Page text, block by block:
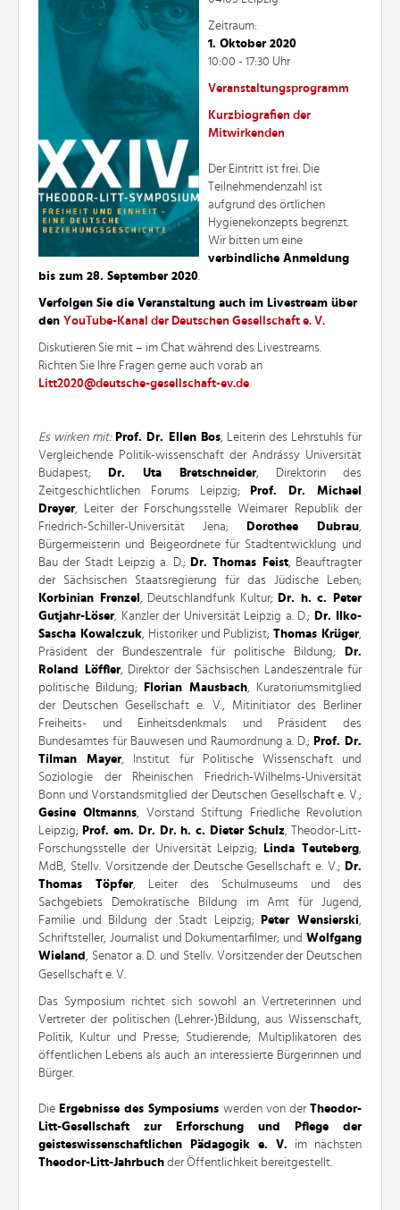
Zeitraum:
1. Oktober 2020
10:00 - 17:30 Uhr
Veranstaltungsprogramm
Kurzbiografien der
Mitwirkenden
Der Eintritt ist frei. Die
Teilnehmendenzahl ist
aufgrund des örtlichen
Hygienekonzepts begrenzt.
Wir bitten um eine
verbindliche Anmeldung
bis zum 28. September 2020.
Verfolgen Sie die Veranstaltung auch im Livestream über
den YouTube-Kanal der Deutschen Gesellschaft e. V.
Diskutieren Sie mit – im Chat während des Livestreams.
Richten Sie Ihre Fragen gerne auch vorab an
.
Es wirken mit: Prof. Dr. Ellen Bos, Leiterin des Lehrstuhls für
Vergleichende Politik-wissenschaft der Andrássy Universität
Budapest;
Dr. Uta Bretschneider, Direktorin des
Zeitgeschichtlichen Forums Leipzig;
Prof. Dr. Michael
Dreyer, Leiter der Forschungsstelle Weimarer Republik der
Friedrich-Schiller-Universität Jena;
Dorothee Dubrau,
Bürgermeisterin und Beigeordnete für Stadtentwicklung und
Bau der Stadt Leipzig a. D.; Dr. Thomas Feist, Beauftragter
der Sächsischen Staatsregierung für das Jüdische Leben;
Korbinian Frenzel , Deutschlandfunk Kultur; Dr. h. c. Peter
Gutjahr-Löser, Kanzler der Universität Leipzig a. D.; Dr. Ilko-
Sascha Kowalczuk, Historiker und Publizist;Thomas Krüger,
Präsident der Bundeszentrale für politische Bildung;
Dr.
Roland Löffler, Direktor der Sächsischen Landeszentrale für
politische Bildung;
Florian Mausbach, Kuratoriumsmitglied
der Deutschen Gesellschaft e. V., Mitinitiator des Berliner
Freiheits- und Einheitsdenkmals und Präsident des
Bundesamtes für Bauwesen und Raumordnung a. D.; Prof. Dr.
Tilman Mayer, Institut für Politische Wissenschaft und
Soziologie der Rheinischen Friedrich-Wilhelms-Universität
Bonn und Vorstandsmitglied der Deutschen Gesellschaft e. V.;
Gesine Oltmanns, Vorstand Stiftung Friedliche Revolution
Leipzig; Prof. em. Dr. Dr. h. c. Dieter Schulz, Theodor-Litt-
Forschungsstelle der Universität Leipzig;
Linda Teuteberg,
MdB, Stellv. Vorsitzende der Deutsche Gesellschaft e. V.; Dr.
Thomas Töpfer, Leiter des Schulmuseums und des
Sachgebiets Demokratische Bildung im Amt für Jugend,
Familie und Bildung der Stadt Leipzig;
Peter Wensierski,
Schriftsteller, Journalist und Dokumentarfilmer; und Wolfgang
Wieland , Senator a. D. und Stellv. Vorsitzender der Deutschen
Gesellschaft e. V.
Das Symposium richtet sich sowohl an Vertreterinnen und
Vertreter der politischen (Lehrer-)Bildung, aus Wissenschaft,
Politik, Kultur und Presse; Studierende; Multiplikatoren des
öffentlichen Lebens als auch an interessierte Bürgerinnen und
Bürger.
Die Ergebnisse des Symposiums werden von derTheodor-
Litt-Gesellschaft zur Erforschung und Pflege der
geisteswissenschaftlichen Pädagogik e. V. im nächsten
Theodor-Litt-Jahrbuch der Öffentlichkeit bereitgestellt.